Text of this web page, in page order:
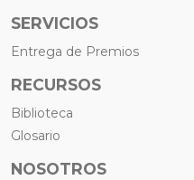
SERVICIOS
Entrega de Premios
RECURSOS
Biblioteca
Glosario
NOSOTROS